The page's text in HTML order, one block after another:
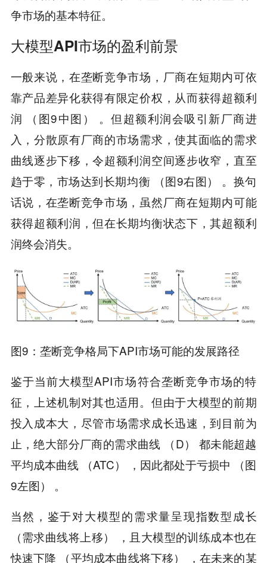
争市场的基本特征。
大模型API市场的盈利前景
一般来说，在垄断竞争市场，厂商在短期内可依
靠产品差异化获得有限定价权，从而获得超额利
润 （图9中图） 。但超额利润会吸引新厂商进
入，分散原有厂商的市场需求，使其面临的需求
曲线逐步下移，令超额利润空间逐步收窄，直至
趋于零，市场达到长期均衡 （图9右图） 。换句
话说，在垄断竞争市场，虽然厂商在短期内可能
获得超额利润，但在长期均衡状态下，其超额利
润终会消失。
图9：垄断竞争格局下API市场可能的发展路径
鉴于当前大模型API市场符合垄断竞争市场的特
征，上述机制对其也适用。但由于大模型的前期
投入成本大，尽管市场需求成长迅速，到目前为
止，绝大部分厂商的需求曲线 （D） 都未能超越
平均成本曲线 （ATC） ，因此都处于亏损中 （图
9左图） 。
当然，鉴于对大模型的需求量呈现指数型成长
（需求曲线将上移） ，且大模型的训练成本也在
快速下降 （平均成本曲线将下移） ，在未来的某